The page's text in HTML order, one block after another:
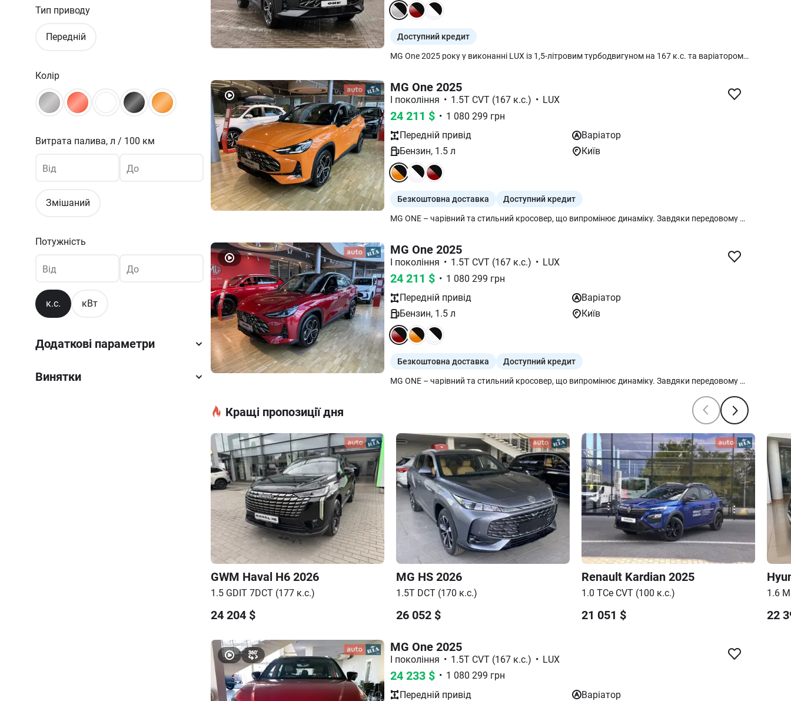
Тип приводу
Передній
Колір
Витрата палива, л / 100 км
Від До
Змішаний
Потужність
Від До
к.с. кВт
Додаткові параметри
Винятки
Доступний кредит
MG One 2025 року у виконанні LUX із 1,5-літровим турбодвигуном на 167 к.с. та варіатором — це найбільш футуристичний кросовер у лінійці бренду, орієнтований на молоду аудиторію та фанатів цифрових технологій. Побудований на новій платформі SIGMA, автомобіль пропонує не лише ефектну зовнішність із агресивною решіткою радіатора, а й унікальний «триекранний» кокпіт загальною діагоналлю 30 дюймів, що візуально домінує в інтер'єрі. Поєднання двигуна з крутним моментом 285 Нм та налаштованого варіатора забезпечує плавне, але доволі жваве прискорення (біля 8.8 с до «сотні»), а багаторичажна задня підвіска дарує несподівано дорослу та комфортну керованість для свого класу. Комплектація LUX включає розширений автопілот рівня 2.0, панорамний дах, камери 540° (із функцією «прозорого капота») та преміальну акустику, що робить цей кросовер одним із найтехнологічніших пропозицій у сегменті C-SUV для тих, хто шукає яскравий дизайн та максимальну кількість «розумних» опцій за розумні гроші.
MG One 2025
I покоління • 1.5T CVT (167 к.с.) • LUX
24 211 $ • 1 080 299 грн
Передній привід
Варіатор
Бензин, 1.5 л Київ
Безкоштовна доставка Доступний кредит
MG ONE – чарівний та стильний кросовер, що випромінює динаміку. Завдяки передовому 30-дюймовому обгортальному триплексному екрану, інтер'єр MG ONE пропонує захопливий досвід з передовими функціями, такими як CarPlay та Android Auto, бездротова зарядка та панорамний люк. З 1,5 турбо двигуном на 167к.с., жорстким кузовом з високоміцної сталі та рядом систем безпеки, включаючи систему MG Pilot, MG ONE забезпечує безпечну та захоплюючу подорож у будь-якому середовищі.
MG One 2025
I покоління • 1.5T CVT (167 к.с.) • LUX
24 211 $ • 1 080 299 грн
Передній привід
Варіатор
Бензин, 1.5 л Київ
Безкоштовна доставка Доступний кредит
MG ONE – чарівний та стильний кросовер, що випромінює динаміку. Завдяки передовому 30-дюймовому обгортальному триплексному екрану, інтер'єр MG ONE пропонує захопливий досвід з передовими функціями, такими як CarPlay та Android Auto, бездротова зарядка та панорамний люк. З 1,5 турбо двигуном на 167к.с., жорстким кузовом з високоміцної сталі та рядом систем безпеки, включаючи систему MG Pilot, MG ONE забезпечує безпечну та захоплюючу подорож у будь-якому середовищі.
Кращі пропозиції дня
GWM Haval H6 2026
1.5 GDIT 7DCT (177 к.с.)
24 204 $
MG HS 2026
1.5T DCT (170 к.с.)
26 052 $
Renault Kardian 2025
1.0 TCe CVT (100 к.с.)
21 051 $
1.6
22
MG One 2025
I покоління • 1.5T CVT (167 к.с.) • LUX
24 233 $ • 1 080 299 грн
Передній привід
Варіатор